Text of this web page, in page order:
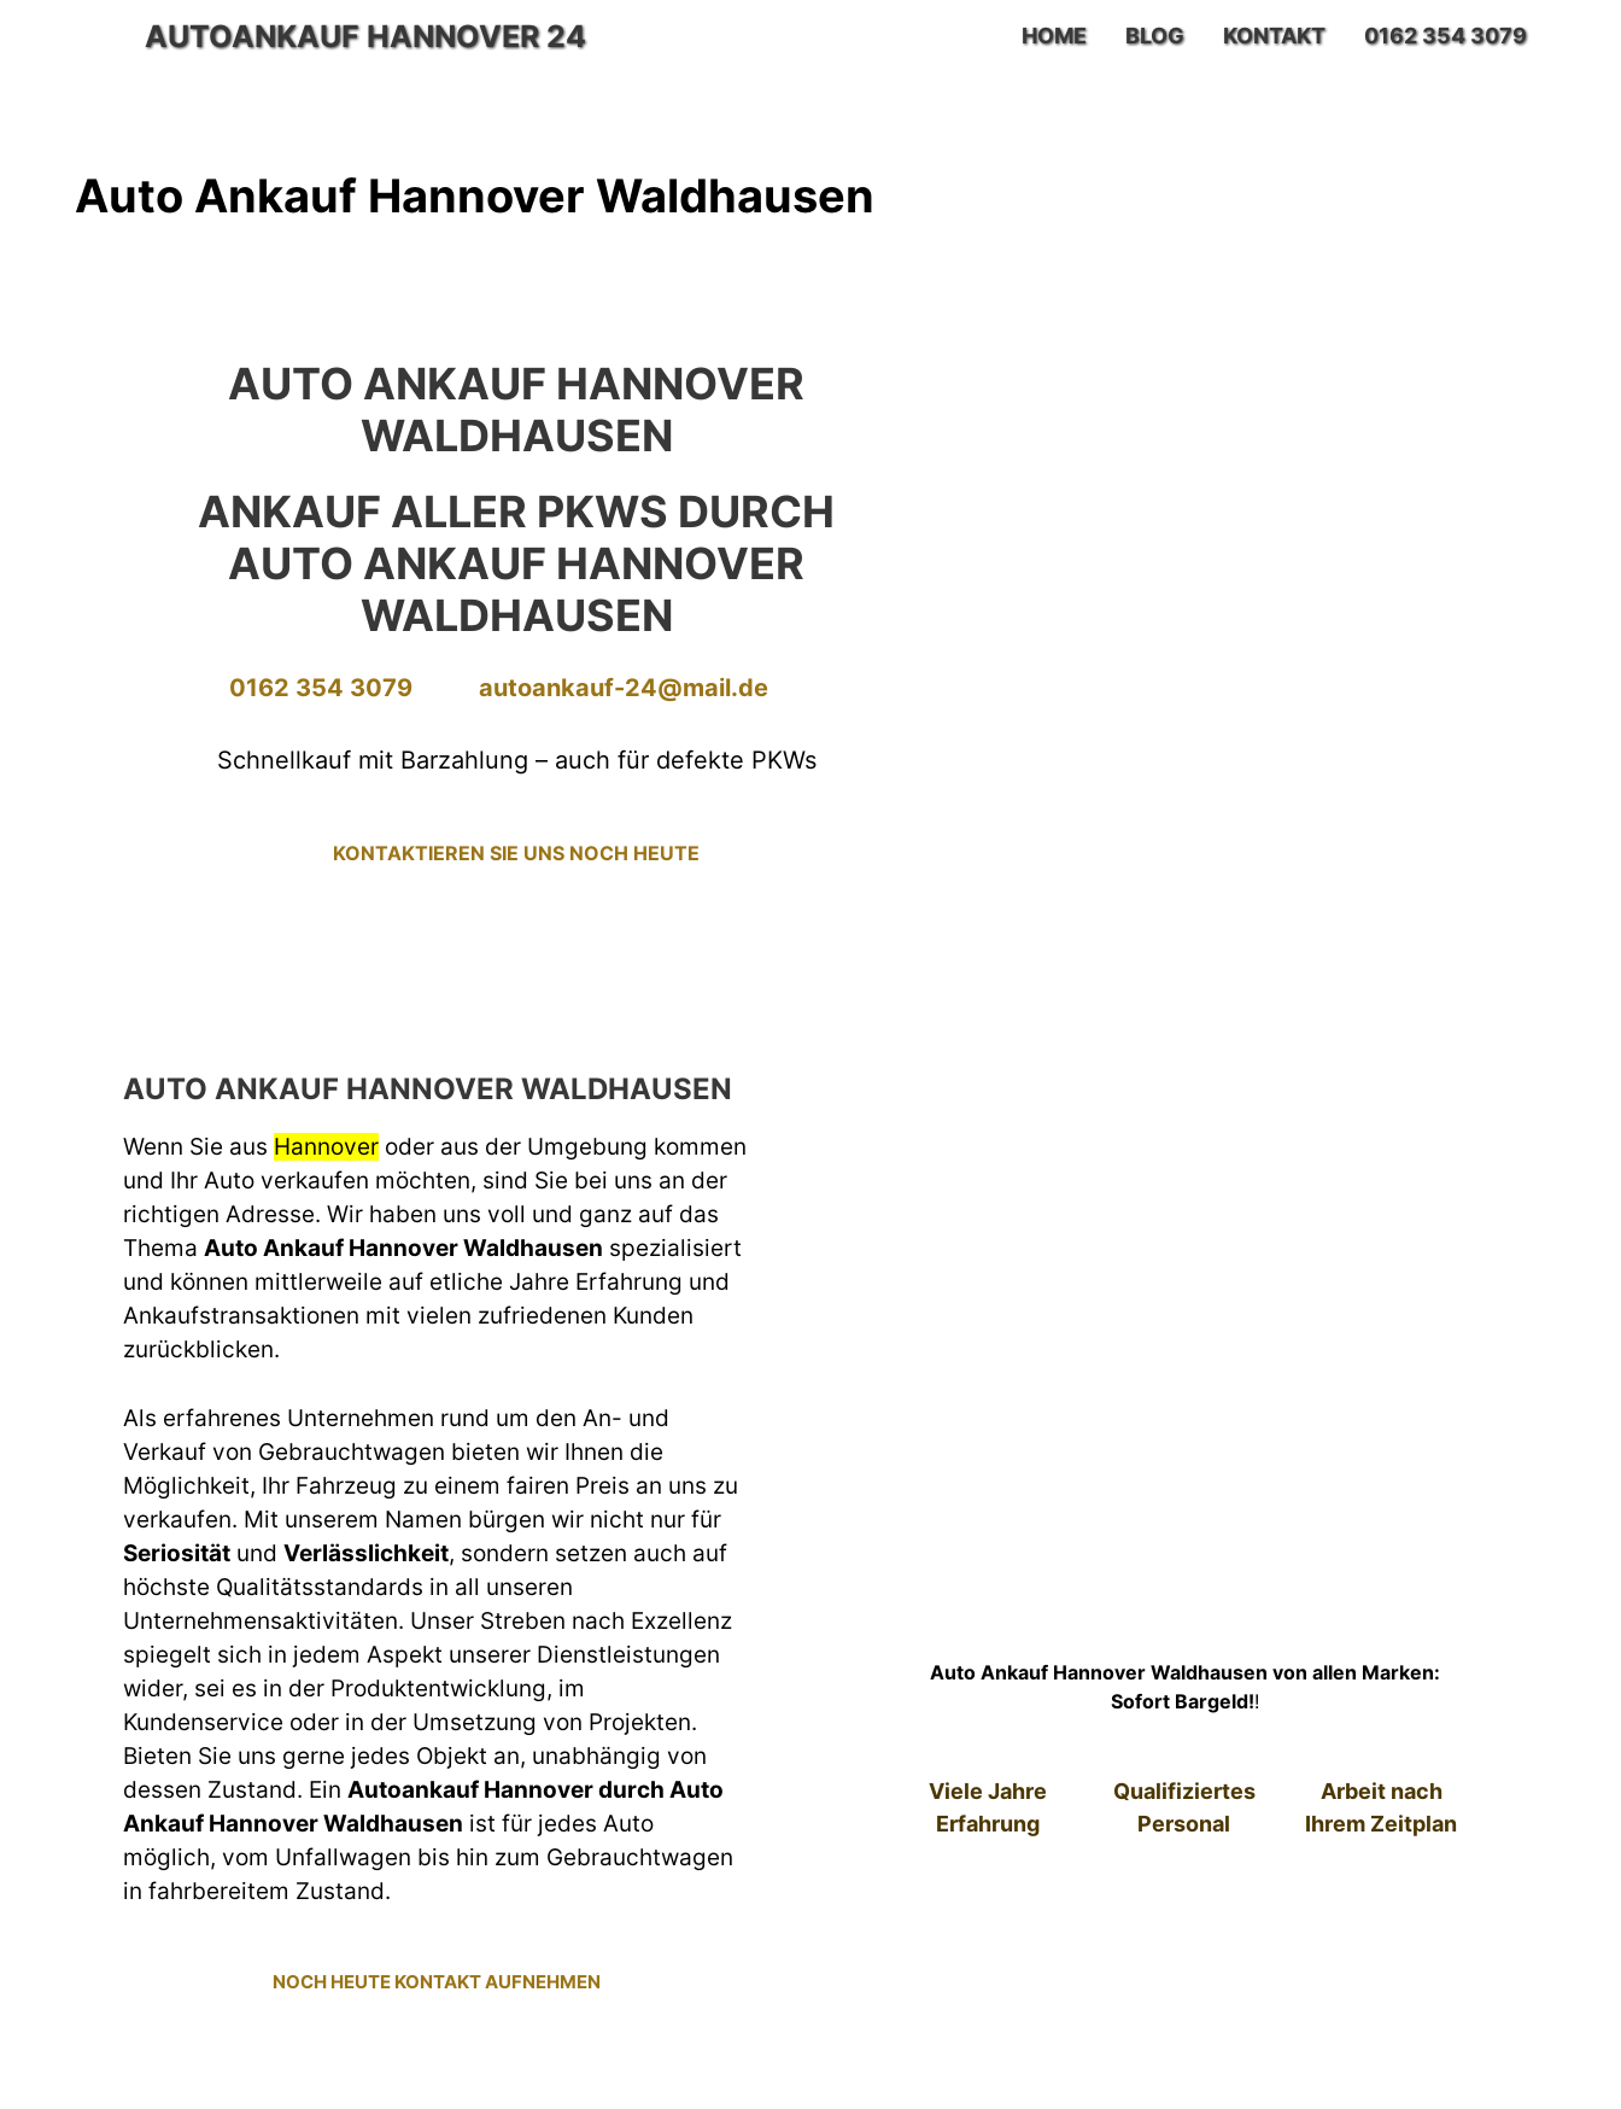
AUTOANKAUF HANNOVER 24 HOME BLOG KONTAKT 0162 354 3079
Auto Ankauf Hannover Waldhausen
AUTO ANKAUF HANNOVER
WALDHAUSEN
ANKAUF ALLER PKWS DURCH
AUTO ANKAUF HANNOVER
WALDHAUSEN
0162 354 3079 autoankauf-24@mail.de
Schnellkauf mit Barzahlung – auch für defekte PKWs
KONTAKTIEREN SIE UNS NOCH HEUTE
AUTO ANKAUF HANNOVER WALDHAUSEN
Wenn Sie aus Hannover oder aus der Umgebung kommen
und Ihr Auto verkaufen möchten, sind Sie bei uns an der
richtigen Adresse. Wir haben uns voll und ganz auf das
Thema Auto Ankauf Hannover Waldhausen spezialisiert
und können mittlerweile auf etliche Jahre Erfahrung und
Ankaufstransaktionen mit vielen zufriedenen Kunden
zurückblicken.
Als erfahrenes Unternehmen rund um den An- und
Verkauf von Gebrauchtwagen bieten wir Ihnen die
Möglichkeit, Ihr Fahrzeug zu einem fairen Preis an uns zu
verkaufen. Mit unserem Namen bürgen wir nicht nur für
Seriosität und Verlässlichkeit, sondern setzen auch auf
höchste Qualitätsstandards in all unseren
Unternehmensaktivitäten. Unser Streben nach Exzellenz
spiegelt sich in jedem Aspekt unserer Dienstleistungen
wider, sei es in der Produktentwicklung, im
Kundenservice oder in der Umsetzung von Projekten.
Bieten Sie uns gerne jedes Objekt an, unabhängig von
dessen Zustand. Ein Autoankauf Hannover durch Auto
Ankauf Hannover Waldhausen ist für jedes Auto
möglich, vom Unfallwagen bis hin zum Gebrauchtwagen
in fahrbereitem Zustand.
NOCH HEUTE KONTAKT AUFNEHMEN
Auto Ankauf Hannover Waldhausen von allen Marken:
Sofort Bargeld!!
Viele Jahre
Erfahrung
Qualifiziertes
Personal
Arbeit nach
Ihrem Zeitplan